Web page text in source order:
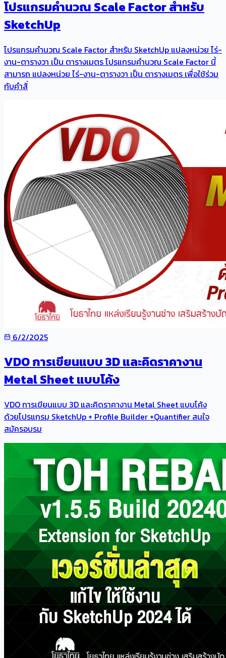
โปรแกรมคำนวณ Scale Factor สำหรับ
SketchUp
โปรแกรมคำนวณ Scale Factor สำหรับ SketchUp แปลงหน่วย ไร่-
งาน-ตารางวา เป็น ตารางเมตร โปรแกรมคำนวณ Scale Factor นี้
สามารถ แปลงหน่วย ไร่-งาน-ตารางวา เป็น ตารางเมตร เพื่อใช้ร่วม
กับคำสั่
6/2/2025
VDO การเขียนแบบ 3D และคิดราคางาน
Metal Sheet แบบโค้ง
VDO การเขียนแบบ 3D และคิดราคางาน Metal Sheet แบบโค้ง
ด้วยโปรแกรม SketchUp + Profile Builder +Quantifier สนใจ
สมัครอบรม